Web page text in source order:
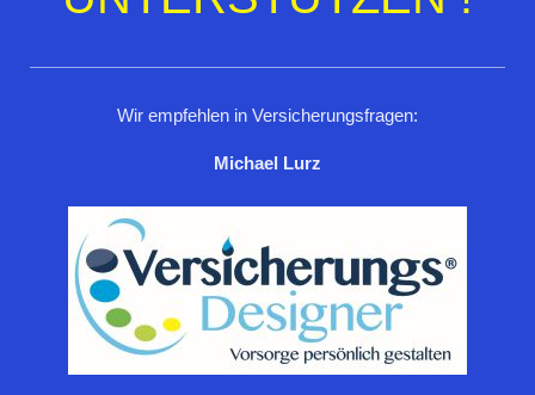
Wir empfehlen in Versicherungsfragen:
Michael Lurz